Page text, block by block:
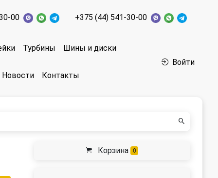
00 +375 (44) 541-30-00
Турбины Шины и диски
Новости Контакты
Войти
Корзина 0